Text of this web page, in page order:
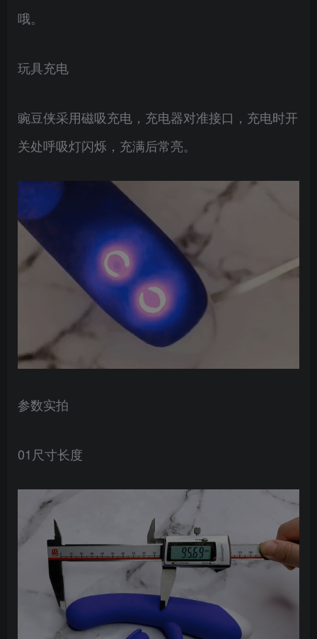
哦。
玩具充电
豌豆侠采用磁吸充电，充电器对准接口，充电时开
关处呼吸灯闪烁，充满后常亮。
参数实拍
01尺寸长度